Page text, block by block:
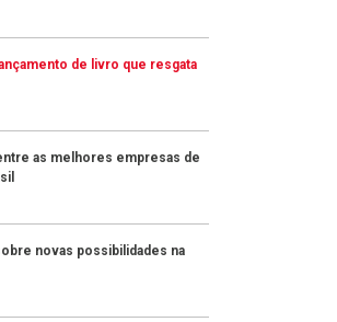
de livro que resgata
as melhores empresas de
novas possibilidades na